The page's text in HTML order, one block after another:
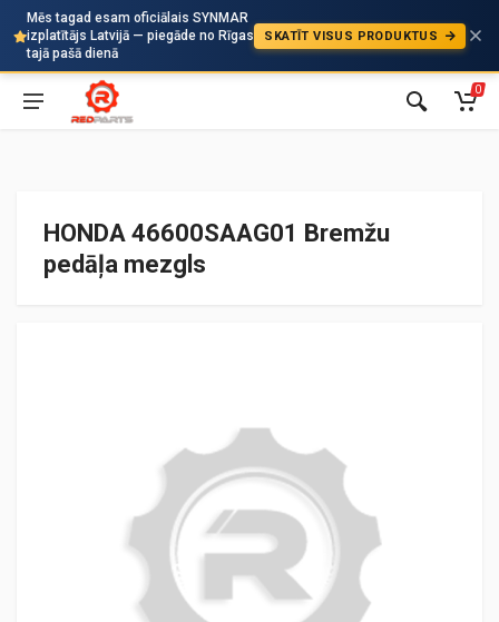
Mēs tagad esam oficiālais SYNMAR
izplatītājs Latvijā — piegāde no Rīgas
tajā pašā dienā
SKATĪT VISUS PRODUKTUS
Auto
0
HONDA 46600SAAG01 Bremžu
pedāļa mezgls